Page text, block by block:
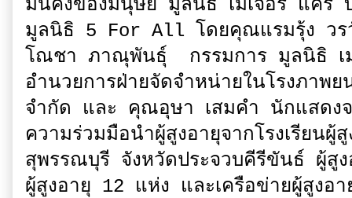
มั่นคงของมนุษย์ มูลนิธิ เมเจอร์ แคร์
มูลนิธิ 5 For All โดยคุณแรมรุ้ง วร
โณชา ภาณุพันธุ์ กรรมการ มูลนิธิ
อำนวยการฝ่ายจัดจำหน่ายในโรงภาพ
จำกัด และ คุณอุษา เสมคำ นักแสดง
ความร่วมมือนำผู้สูงอายุจากโรงเรียนผู้
สุพรรณบุรี จังหวัดประจวบคีรีขันธ์ ผู้สู
ผู้สูงอายุ 12 แห่ง และเครือข่ายผู้สู